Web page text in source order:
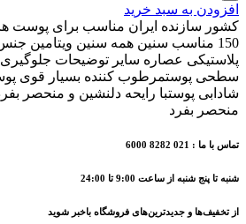
افزودن به سبد خرید
کشور سازنده ایران مناسب برای پوست
150 مناسب سنین همه سنین ویتامین
پلاستیکی عصاره سایر توضیحات
سطحی پوستمرطوب کننده بسیار قوی
شادابی پوستبا رایحه دلنشین و منحصر
منحصر بفرد
تماس با ما : 021 8282 6000
شنبه تا پنج شنبه از ساعت 9:00 تا 24:00
از تخفیف‌ها و جدیدترین‌های فروشگاه باخبر شوید